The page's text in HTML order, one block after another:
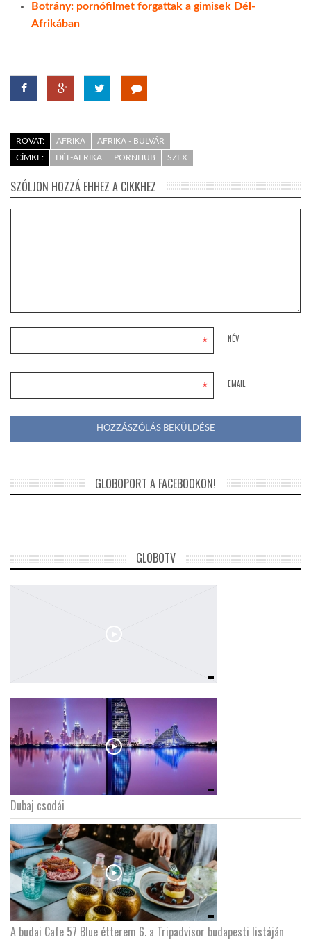
Botrány: pornófilmet forgattak a gimisek Dél-
Afrikában
ROVAT: AFRIKA
AFRIKA - BULVÁR
CÍMKE:
DÉL-AFRIKA PORNHUB SZEX
SZÓLJON HOZZÁ EHHEZ A CIKKHEZ
NÉV
*
EMAIL
*
GLOBOPORT A FACEBOOKON!
GLOBOTV
Dubaj csodái
A budai Cafe 57 Blue étterem 6. a Tripadvisor budapesti listáján